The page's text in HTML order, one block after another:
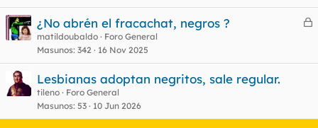
C
r
¿No abrén el fracachat, negros ?
matildoubaldo
Foro General
Masunos 342 16 Nov 2025
Lesbianas adoptan negritos, sale regular.
tileno
Foro General
Masunos 53 10 Jun 2026